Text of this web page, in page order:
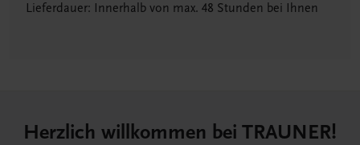
Lieferdauer: Innerhalb von max. 48 Stunden bei Ihnen
Herzlich willkommen bei TRAUNER!